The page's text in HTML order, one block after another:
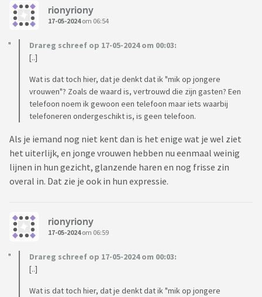
rionyriony
17-05-2024om 06:54
Drareg schreef op 17-05-2024 om 00:03:
[..]
Wat is dat toch hier, dat je denkt dat ik "mik op jongere
vrouwen"? Zoals de waard is, vertrouwd die zijn gasten? Een
telefoon noem ik gewoon een telefoon maar iets waarbij
telefoneren ondergeschikt is, is geen telefoon.
Als je iemand nog niet kent dan is het enige wat je wel ziet
het uiterlijk, en jonge vrouwen hebben nu eenmaal weinig
lijnen in hun gezicht, glanzende haren en nog frisse zin
overal in. Dat zie je ook in hun expressie.
rionyriony
17-05-2024om 06:59
Drareg schreef op 17-05-2024 om 00:03:
[..]
Wat is dat toch hier, dat je denkt dat ik "mik op jongere